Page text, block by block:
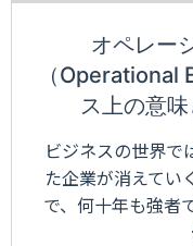
オペレー
（Operational
ス上の意
ビジネスの世界で
た企業が消えてい
で、何十年も強者